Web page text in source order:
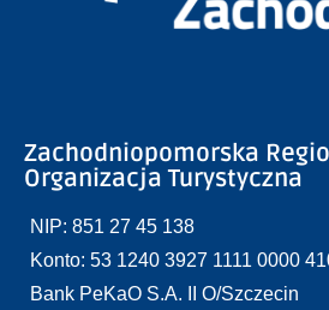
Zachodniopomorska
Organizacja Turystyczna
NIP: 851 27 45 138
Konto: 53 1240 3927 1111 0000
Bank PeKaO S.A. II O/Szczecin